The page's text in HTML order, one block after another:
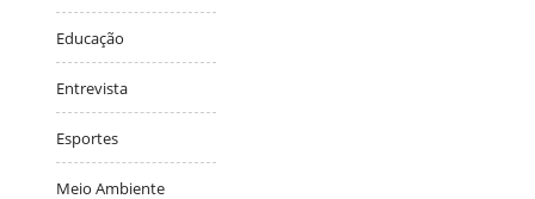
Educação
Entrevista
Esportes
Meio Ambiente